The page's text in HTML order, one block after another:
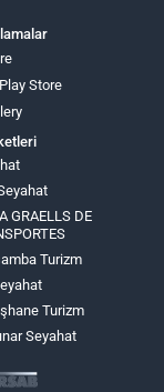
Store
GRAELLS DE
Turizm
Turizm
Seyahat